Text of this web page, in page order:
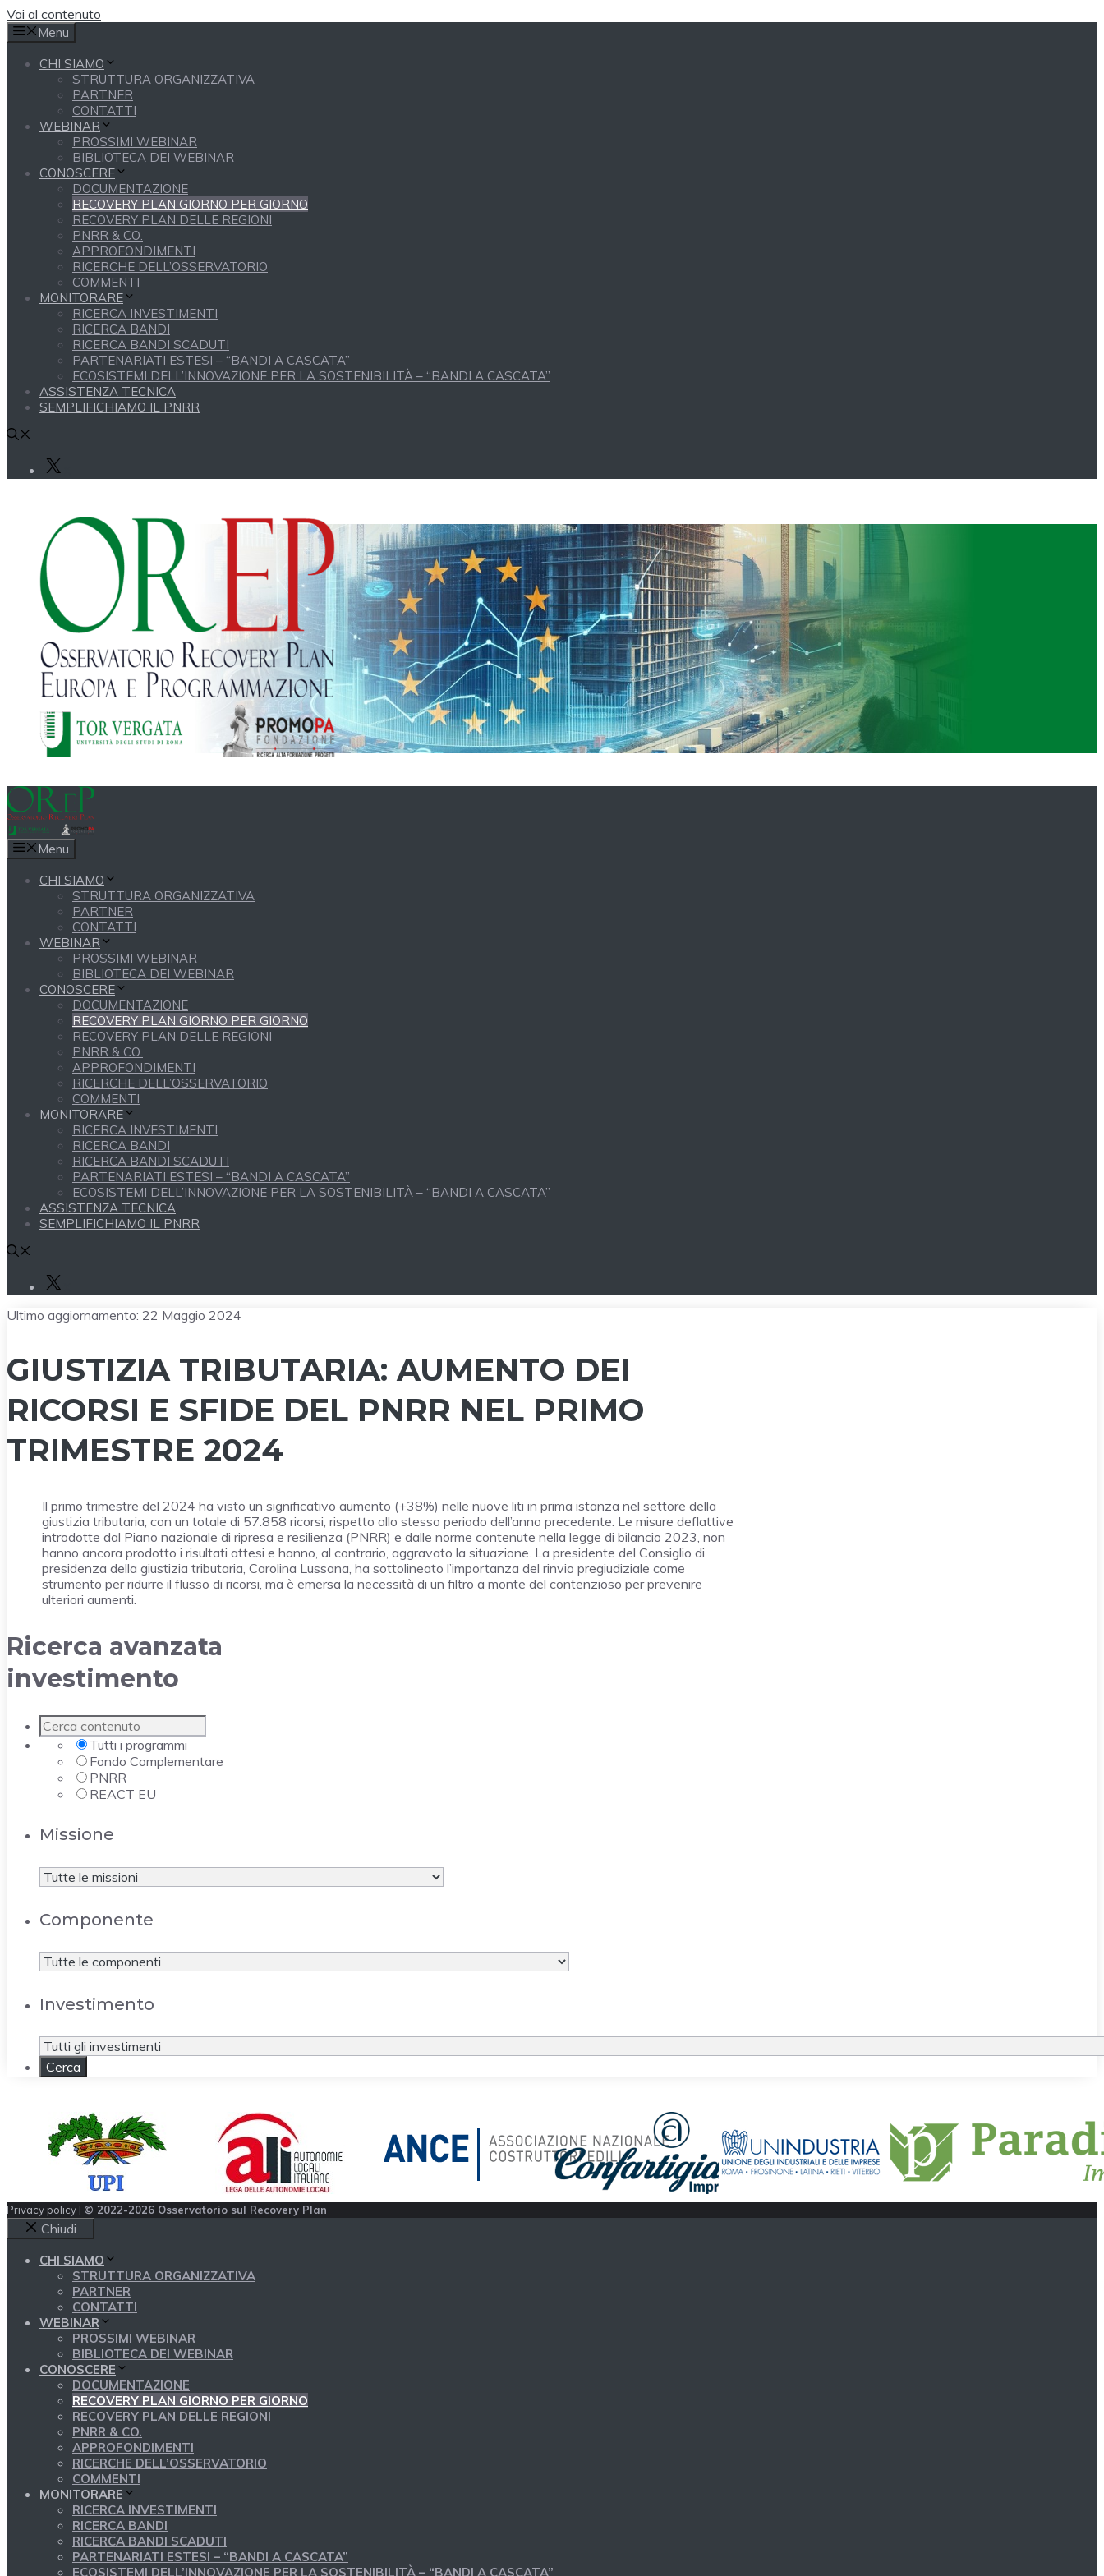
Vai al contenuto
Menu
CHI SIAMO
STRUTTURA ORGANIZZATIVA
PARTNER
CONTATTI
WEBINAR
PROSSIMI WEBINAR
BIBLIOTECA DEI WEBINAR
CONOSCERE
DOCUMENTAZIONE
RECOVERY PLAN GIORNO PER GIORNO
RECOVERY PLAN DELLE REGIONI
PNRR & CO.
APPROFONDIMENTI
RICERCHE DELL’OSSERVATORIO
COMMENTI
MONITORARE
RICERCA INVESTIMENTI
RICERCA BANDI
RICERCA BANDI SCADUTI
PARTENARIATI ESTESI – “BANDI A CASCATA”
ECOSISTEMI DELL’INNOVAZIONE PER LA SOSTENIBILITÀ – “BANDI A CASCATA”
ASSISTENZA TECNICA
SEMPLIFICHIAMO IL PNRR
Menu
CHI SIAMO
STRUTTURA ORGANIZZATIVA
PARTNER
CONTATTI
WEBINAR
PROSSIMI WEBINAR
BIBLIOTECA DEI WEBINAR
CONOSCERE
DOCUMENTAZIONE
RECOVERY PLAN GIORNO PER GIORNO
RECOVERY PLAN DELLE REGIONI
PNRR & CO.
APPROFONDIMENTI
RICERCHE DELL’OSSERVATORIO
COMMENTI
MONITORARE
RICERCA INVESTIMENTI
RICERCA BANDI
RICERCA BANDI SCADUTI
PARTENARIATI ESTESI – “BANDI A CASCATA”
ECOSISTEMI DELL’INNOVAZIONE PER LA SOSTENIBILITÀ – “BANDI A CASCATA”
ASSISTENZA TECNICA
SEMPLIFICHIAMO IL PNRR
Ultimo aggiornamento: 22 Maggio 2024
GIUSTIZIA TRIBUTARIA: AUMENTO DEI
RICORSI E SFIDE DEL PNRR NEL PRIMO
TRIMESTRE 2024
Il primo trimestre del 2024 ha visto un significativo aumento (+38%) nelle nuove liti in prima istanza nel settore della
giustizia tributaria, con un totale di 57.858 ricorsi, rispetto allo stesso periodo dell’anno precedente. Le misure deflattive
introdotte dal Piano nazionale di ripresa e resilienza (PNRR) e dalle norme contenute nella legge di bilancio 2023, non
hanno ancora prodotto i risultati attesi e hanno, al contrario, aggravato la situazione. La presidente del Consiglio di
presidenza della giustizia tributaria, Carolina Lussana, ha sottolineato l’importanza del rinvio pregiudiziale come
strumento per ridurre il flusso di ricorsi, ma è emersa la necessità di un filtro a monte del contenzioso per prevenire
ulteriori aumenti.
Ricerca avanzata
investimento
Tutti i programmi
Fondo Complementare
PNRR
REACT EU
Missione
Componente
Investimento
Privacy policy | © 2022-2026 Osservatorio sul Recovery Plan
Chiudi
CHI SIAMO
STRUTTURA ORGANIZZATIVA
PARTNER
CONTATTI
WEBINAR
PROSSIMI WEBINAR
BIBLIOTECA DEI WEBINAR
CONOSCERE
DOCUMENTAZIONE
RECOVERY PLAN GIORNO PER GIORNO
RECOVERY PLAN DELLE REGIONI
PNRR & CO.
APPROFONDIMENTI
RICERCHE DELL’OSSERVATORIO
COMMENTI
MONITORARE
RICERCA INVESTIMENTI
RICERCA BANDI
RICERCA BANDI SCADUTI
PARTENARIATI ESTESI – “BANDI A CASCATA”
ECOSISTEMI DELL’INNOVAZIONE PER LA SOSTENIBILITÀ – “BANDI A CASCATA”